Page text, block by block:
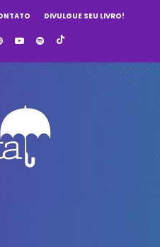
DIVULGUE SEU LIVRO!